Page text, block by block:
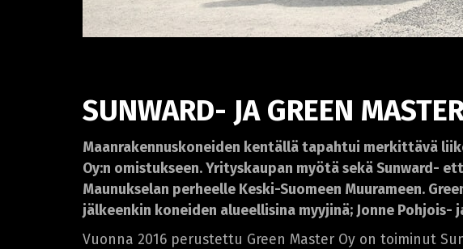
SUNWARD- JA GREEN
Maanrakennuskoneiden kentällä tapahtui merkittävä
Oy:n omistukseen. Yrityskaupan myötä sekä Sunward-
Maunukselan perheelle Keski-Suomeen Muurameen.
jälkeenkin koneiden alueellisina myyjinä; Jonne Pohjois-
Vuonna 2016 perustettu Green Master Oy on toiminut